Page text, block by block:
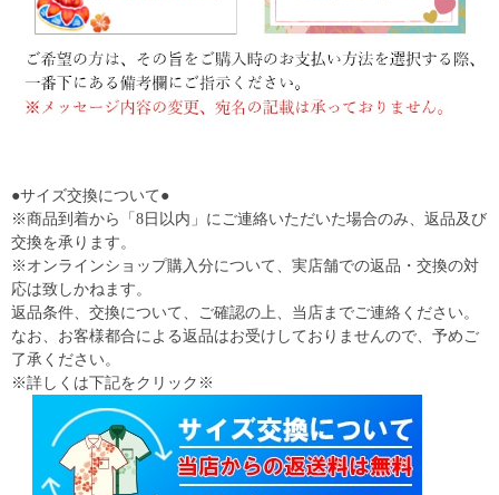
●サイズ交換について●
※商品到着から「8日以内」にご連絡いただいた場合のみ、返品及び
交換を承ります。
※オンラインショップ購入分について、実店舗での返品・交換の対
応は致しかねます。
返品条件、交換について、ご確認の上、当店までご連絡ください。
なお、お客様都合による返品はお受けしておりませんので、予めご
了承ください。
※詳しくは下記をクリック※